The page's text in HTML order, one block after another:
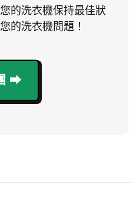
的洗衣機保持最佳狀
的洗衣機問題！
⮕